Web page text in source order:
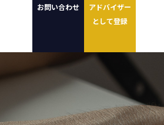
お問い合わせ
アドバイザー
として登録